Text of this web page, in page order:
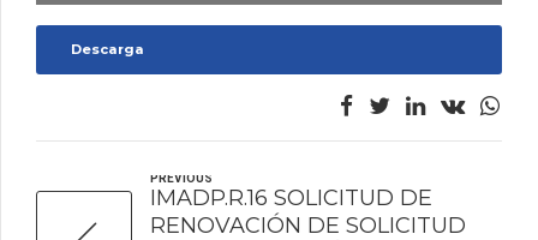
Descarga
PREVIOUS
IMADP.R.16 SOLICITUD DE
RENOVACIÓN DE SOLICITUD